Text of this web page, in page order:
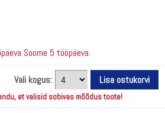
Soome 5 tööpäeva.
Vali kogus:
et valisid sobivas mõõdus toote!